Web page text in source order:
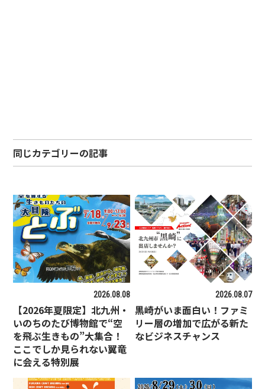
同じカテゴリーの記事
2026.08.08
【2026年夏限定】北九州・
いのちのたび博物館で“空
を飛ぶ生きもの”大集合！
ここでしか見られない翼竜
に会える特別展
2026.08.07
黒崎がいま面白い！ファミ
リー層の増加で広がる新た
なビジネスチャンス